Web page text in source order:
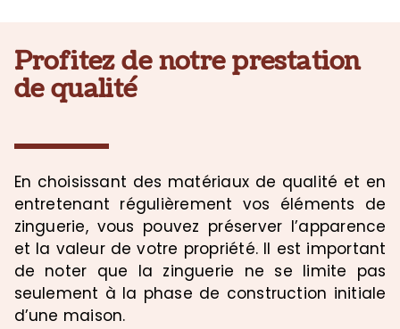
Profitez de notre prestation
de qualité
En choisissant des matériaux de qualité et en
entretenant régulièrement vos éléments de
zinguerie, vous pouvez préserver l’apparence
et la valeur de votre propriété. Il est important
de noter que la zinguerie ne se limite pas
seulement à la phase de construction initiale
d’une maison.